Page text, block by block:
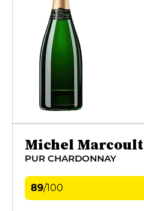
Michel Marcoult
PUR CHARDONNAY
89/100